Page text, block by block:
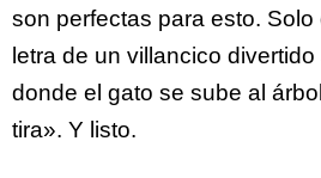
son perfectas para esto.
letra de un villancico
donde el gato se sube al
tira». Y listo.